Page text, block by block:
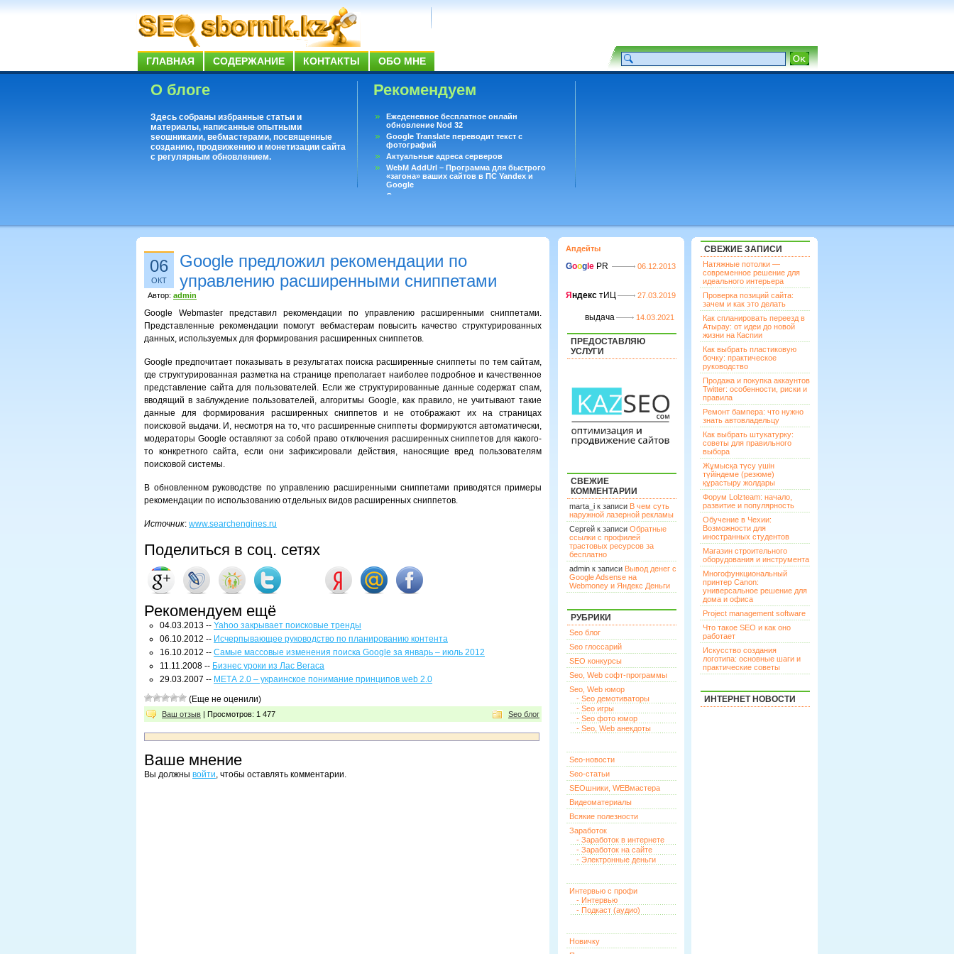
ГЛАВНАЯ СОДЕРЖАНИЕ КОНТАКТЫ ОБО МНЕ
О блоге
Здесь собраны избранные статьи и
материалы, написанные опытными
seoшниками, вебмастерами, посвященные
созданию, продвижению и монетизации сайта
с регулярным обновлением.
Рекомендуем
Ежеденевное бесплатное онлайн
обновление Nod 32
Google Translate переводит текст с
фотографий
Актуальные адреса серверов
WebM AddUrl – Программа для быстрого
«загона» ваших сайтов в ПС Yandex и
Google
Существует вопросы, на которые не может
06
ОКТ
Google предложил рекомендации по
управлению расширенными сниппетами
Автор: admin
Google Webmaster представил рекомендации по управлению расширенными сниппетами.
Представленные рекомендации помогут вебмастерам повысить качество структурированных
данных, используемых для формирования расширенных сниппетов.
Google предпочитает показывать в результатах поиска расширенные сниппеты по тем сайтам,
где структурированная разметка на странице преполагает наиболее подробное и качественное
представление сайта для пользователей. Если же структурированные данные содержат спам,
вводящий в заблуждение пользователей, алгоритмы Google, как правило, не учитывают такие
данные для формирования расширенных сниппетов и не отображают их на страницах
поисковой выдачи. И, несмотря на то, что расширенные сниппеты формируются автоматически,
модераторы Google оставляют за собой право отключения расширенных сниппетов для какого-
то конкретного сайта, если они зафиксировали действия, наносящие вред пользователям
поисковой системы.
В обновленном руководстве по управлению расширенными сниппетами приводятся примеры
рекомендации по использованию отдельных видов расширенных сниппетов.
Источник: www.searchengines.ru
Поделиться в соц. сетях
Рекомендуем ещё
04.03.2013 -- Yahoo закрывает поисковые тренды
06.10.2012 -- Исчерпывающее руководство по планированию контента
16.10.2012 -- Самые массовые изменения поиска Google за январь – июль 2012
11.11.2008 -- Бизнес уроки из Лас Вегаса
29.03.2007 -- МЕТА 2.0 – украинское понимание принципов web 2.0
(Еще не оценили)
Ваш отзыв | Просмотров: 1 477 Seo блог
Ваше мнение
Вы должны войти, чтобы оставлять комментарии.
Апдейты
Goog le PR 06.12.2013
Я ндекс тИЦ 27.03.2019
выдача 14.03.2021
ПРЕДОСТАВЛЯЮ
УСЛУГИ
СВЕЖИЕ
КОММЕНТАРИИ
marta_i к записи В чем суть
наружной лазерной рекламы
Сергей к записи Обратные
ссылки с профилей
трастовых ресурсов за
бесплатно
admin к записи Вывод денег с
Google Adsense на
Webmoney и Яндекс Деньги
РУБРИКИ
Seo блог
Seo глоссарий
SEO конкурсы
Seo, Web софт-программы
Seo, Web юмор
- Seo демотиваторы
- Seo игры
- Seo фото юмор
- Seo, Web анекдоты
Seo-новости
Seo-статьи
SEOшники, WEBмастера
Видеоматериалы
Всякие полезности
Заработок
- Заработок в интернете
- Заработок на сайте
- Электронные деньги
Интервью с профи
- Интервью
- Подкаст (аудио)
Новичку
СВЕЖИЕ ЗАПИСИ
Натяжные потолки —
современное решение для
идеального интерьера
Проверка позиций сайта:
зачем и как это делать
Как спланировать переезд в
Атырау: от идеи до новой
жизни на Каспии
Как выбрать пластиковую
бочку: практическое
руководство
Продажа и покупка аккаунтов
Twitter: особенности, риски и
правила
Ремонт бампера: что нужно
знать автовладельцу
Как выбрать штукатурку:
советы для правильного
выбора
Жұмысқа түсу үшін
түйіндеме (резюме)
құрастыру жолдары
Форум Lolzteam: начало,
развитие и популярность
Обучение в Чехии:
Возможности для
иностранных студентов
Магазин строительного
оборудования и инструмента
Многофункциональный
принтер Canon:
универсальное решение для
дома и офиса
Project management software
Что такое SEO и как оно
работает
Искусство создания
логотипа: основные шаги и
практические советы
ИНТЕРНЕТ НОВОСТИ